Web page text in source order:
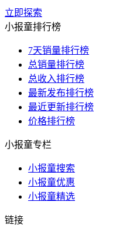
立即探索
小报童排行榜
7天销量排行榜
总销量排行榜
总收入排行榜
最新发布排行榜
最近更新排行榜
价格排行榜
小报童专栏
小报童搜索
小报童优惠
小报童精选
链接